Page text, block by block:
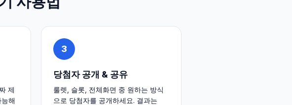
제
해
3
당첨자 공개 & 공유
룰렛, 슬롯, 전체화면 중 원하는 방식
으로 당첨자를 공개하세요. 결과는